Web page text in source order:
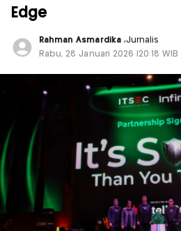
Edge
Rahman Asmardika ,Jurnalis
Rabu, 28 Januari 2026 |20:18 WIB